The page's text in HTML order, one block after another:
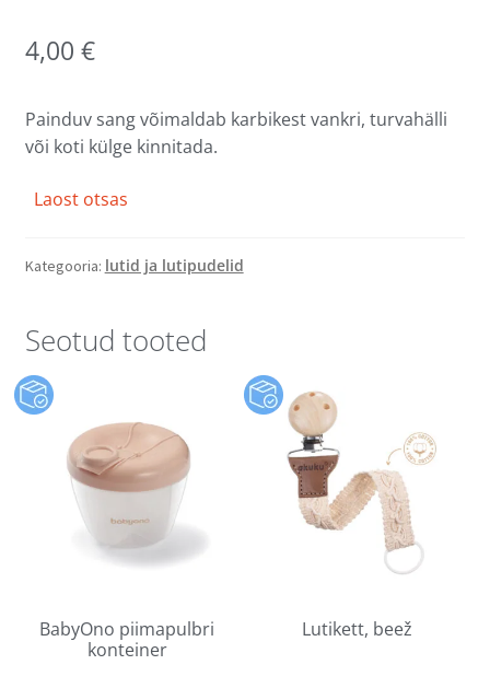
4,00 €
Painduv sang võimaldab karbikest vankri, turvahälli
või koti külge kinnitada.
Laost otsas
Kategooria: lutid ja lutipudelid
Seotud tooted
BabyOno piimapulbri
konteiner
Lutikett, beež